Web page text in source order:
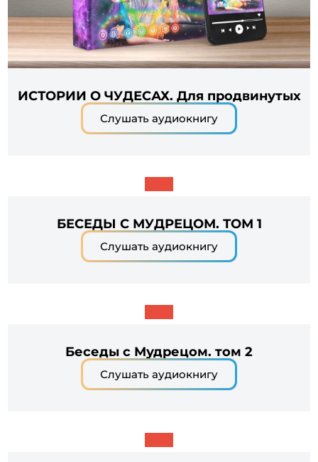
ИСТОРИИ О ЧУДЕСАХ. Для продвинутых
Слушать аудиокнигу
БЕСЕДЫ С МУДРЕЦОМ. ТОМ 1
Слушать аудиокнигу
Беседы с Мудрецом. том 2
Слушать аудиокнигу